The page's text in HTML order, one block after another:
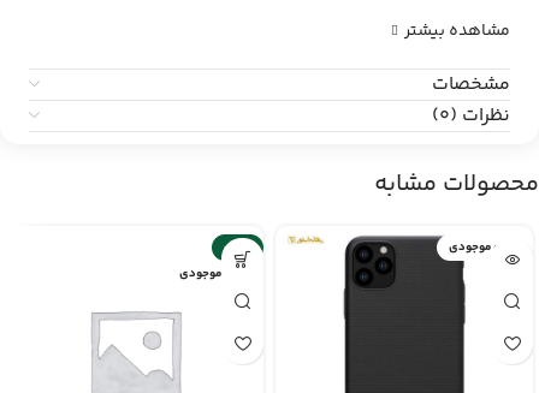
مشاهده بیشتر
مشخصات
نظرات (0)
محصولات مشابه
اتمام موجودی
-26%
اتمام موجودی